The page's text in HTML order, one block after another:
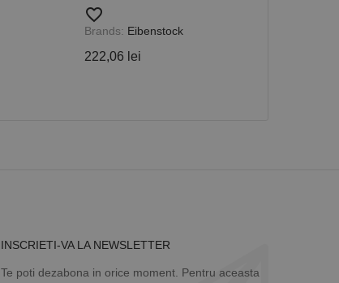
favorite_border
Brands: Eibenstock
222,06 lei
INSCRIETI-VA LA NEWSLETTER
Te poti dezabona in orice moment. Pentru aceasta